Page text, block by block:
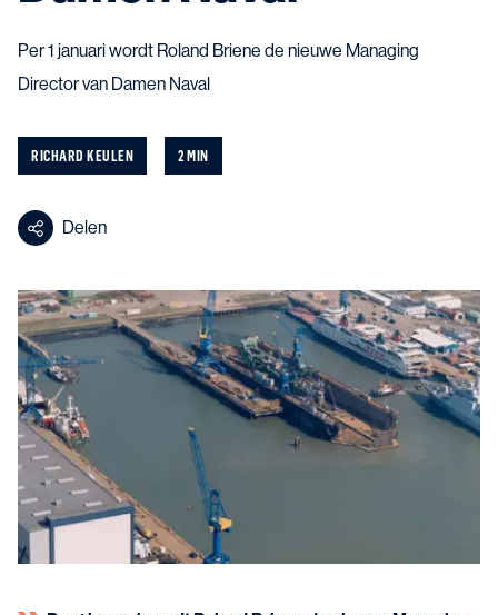
Per 1 januari wordt Roland Briene de nieuwe Managing
Director van Damen Naval
RICHARD KEULEN 2 MIN
Delen